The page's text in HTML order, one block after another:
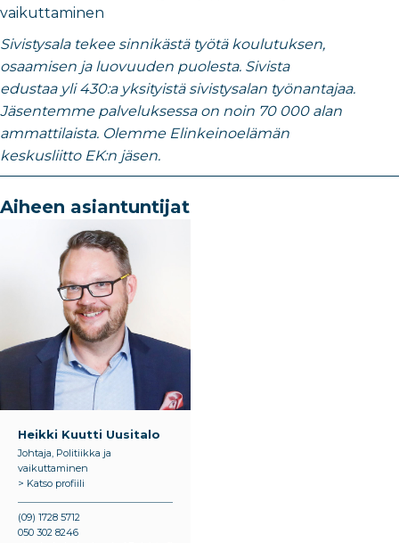
vaikuttaminen
Sivistysala tekee sinnikästä työtä koulutuksen,
osaamisen ja luovuuden puolesta. Sivista
edustaa yli 430:a yksityistä sivistysalan työnantajaa.
Jäsentemme palveluksessa on noin 70 000 alan
ammattilaista. Olemme Elinkeinoelämän
keskusliitto EK:n jäsen.
Aiheen asiantuntijat
Heikki Kuutti Uusitalo
Johtaja, Politiikka ja
vaikuttaminen
> Katso profiili
(09) 1728 5712
050 302 8246